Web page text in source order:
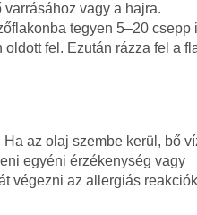
vagy a hajra.
tegyen 5–20 csepp
fel. Ezután rázza fel a
az olaj szembe kerül, bő
egyéni érzékenység vagy
végezni az allergiás